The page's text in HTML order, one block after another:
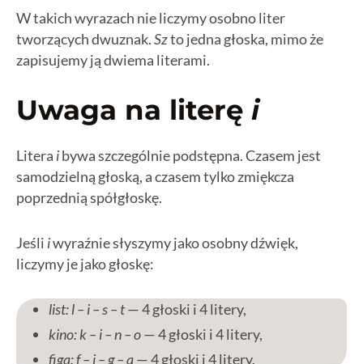
W takich wyrazach nie liczymy osobno liter
tworzących dwuznak.Szto jedna głoska, mimo że
zapisujemy ją dwiema literami.
Uwaga na literę i
Litera ibywa szczególnie podstępna. Czasem jest
samodzielną głoską, a czasem tylko zmiękcza
poprzednią spółgłoskę.
Jeśli iwyraźnie słyszymy jako osobny dźwięk,
liczymy je jako głoskę:
list: l – i – s – t— 4 głoski i 4 litery,
kino: k – i – n – o— 4 głoski i 4 litery,
figa: f – i – g – a— 4 głoski i 4 litery.